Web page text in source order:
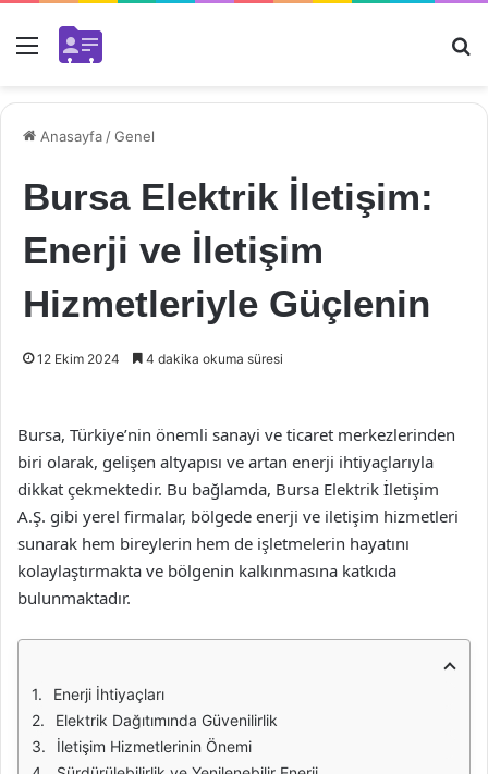
Menü
Anasayfa /Genel
Bursa Elektrik İletişim:
Enerji ve İletişim
Hizmetleriyle Güçlenin
12 Ekim 2024 4 dakika okuma süresi
Bursa, Türkiye’nin önemli sanayi ve ticaret merkezlerinden
biri olarak, gelişen altyapısı ve artan enerji ihtiyaçlarıyla
dikkat çekmektedir. Bu bağlamda, Bursa Elektrik İletişim
A.Ş. gibi yerel firmalar, bölgede enerji ve iletişim hizmetleri
sunarak hem bireylerin hem de işletmelerin hayatını
kolaylaştırmakta ve bölgenin kalkınmasına katkıda
bulunmaktadır.
Enerji İhtiyaçları
Elektrik Dağıtımında Güvenilirlik
İletişim Hizmetlerinin Önemi